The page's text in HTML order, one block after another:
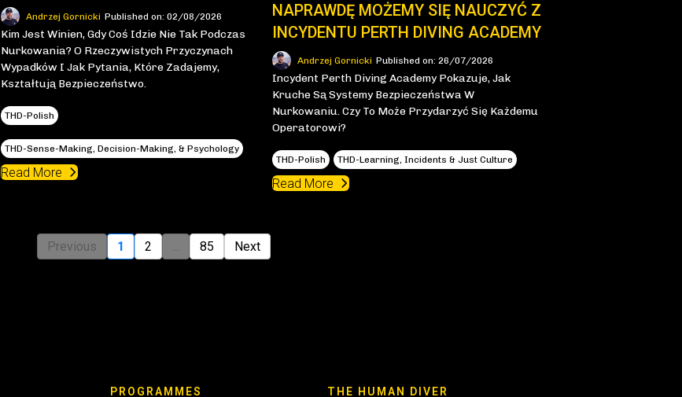
Andrzej Gornicki Published on: 02/08/2026
Kim Jest Winien, Gdy Coś Idzie Nie Tak Podczas
Nurkowania? O Rzeczywistych Przyczynach
Wypadków I Jak Pytania, Które Zadajemy,
Kształtują Bezpieczeństwo.
THD-Polish
THD-Sense-Making, Decision-Making, & Psychology
Read More
NAPRAWDĘ MOŻEMY SIĘ NAUCZYĆ Z
INCYDENTU PERTH DIVING ACADEMY
Andrzej Gornicki Published on: 26/07/2026
Incydent Perth Diving Academy Pokazuje, Jak
Kruche Są Systemy Bezpieczeństwa W
Nurkowaniu. Czy To Może Przydarzyć Się Każdemu
Operatorowi?
THD-Polish THD-Learning, Incidents & Just Culture
Read More
Previous 1 2 ... 85 Next
PROGRAMMES THE HUMAN DIVER